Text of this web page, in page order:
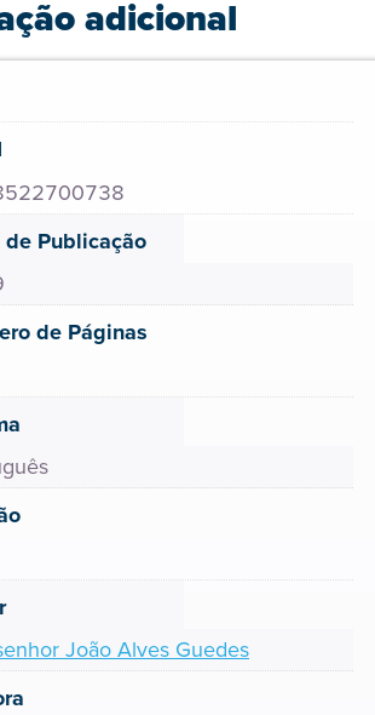
adicional
de Publicação
de Páginas
João Alves Guedes